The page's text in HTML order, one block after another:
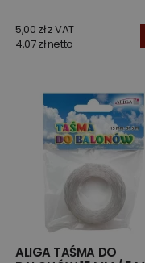
5,00 zł z VAT
4,07 zł netto
ALIGA TAŚMA DO